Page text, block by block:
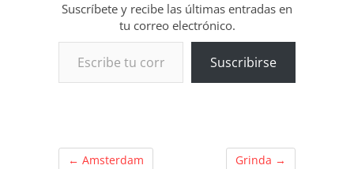
Suscríbete y recibe las últimas entradas en
tu correo electrónico.
Escribe tu correo electrónico…
Suscribirse
← Amsterdam Grinda →